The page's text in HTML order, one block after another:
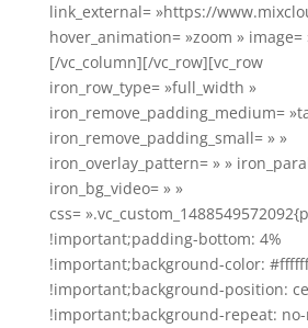
link_external= »https://
hover_animation= »zoom » image=
[/vc_column][/vc_row][vc_row
iron_row_type= »full_width »
iron_remove_padding_medium=
iron_remove_padding_small= » »
iron_overlay_pattern= » »
iron_bg_video= » »
css=
!important;padding-bottom: 4%
!important;background-color: #ffffff
!important;background-position:
!important;background-repeat: